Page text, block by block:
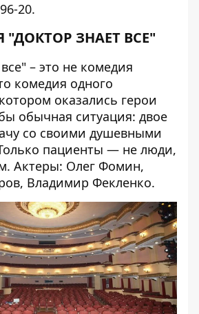
20.
ЗНАЕТ ВСЕ"
– это не комедия
комедия одного
оказались герои
обычная ситуация: двое
со своими душевными
пациенты — не люди,
Актеры: Олег Фомин,
Владимир Фекленко.